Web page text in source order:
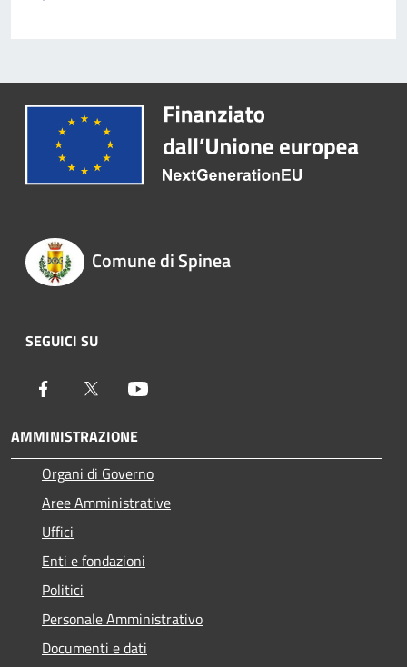
Comune di Spinea
SEGUICI SU
Facebook Twitter
AMMINISTRAZIONE
Organi di Governo
Aree Amministrative
Uffici
Enti e fondazioni
Politici
Personale Amministrativo
Documenti e dati